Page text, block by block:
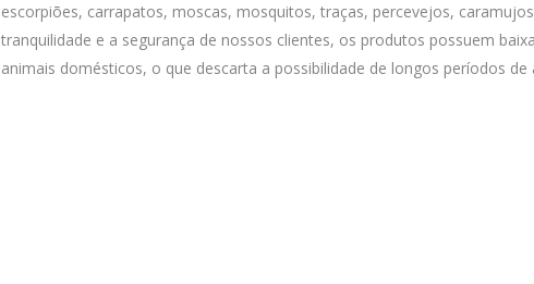
escorpiões, carrapatos, moscas, mosquitos, traças, percevejos,
tranquilidade e a segurança de nossos clientes, os produtos possuem
animais domésticos, o que descarta a possibilidade de longos períodos de